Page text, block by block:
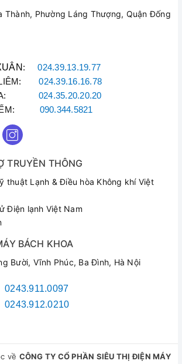
Thành, Phường Láng Thượng, Quận Đống
:024.39.13.19.77
LIÊM:024.39.16.16.78
ĐA: 024.35.20.20.20
090.344.5821
TRUYỀN THÔNG
thuật Lạnh & Điều hòa Không khí Việt
Điện lạnh Việt Nam
BÁCH KHOA
Bười, Vĩnh Phúc, Ba Đình, Hà Nội
0243.911.0097
0243.912.0210
về CÔNG TY CỔ PHẦN SIÊU THỊ ĐIỆN MÁY